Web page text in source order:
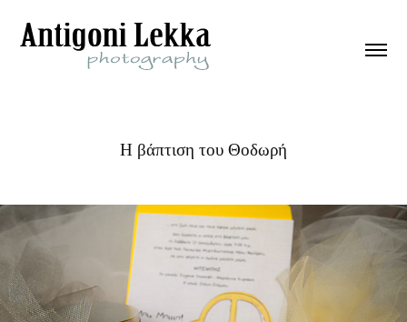
Η βάπτιση του Θοδωρή